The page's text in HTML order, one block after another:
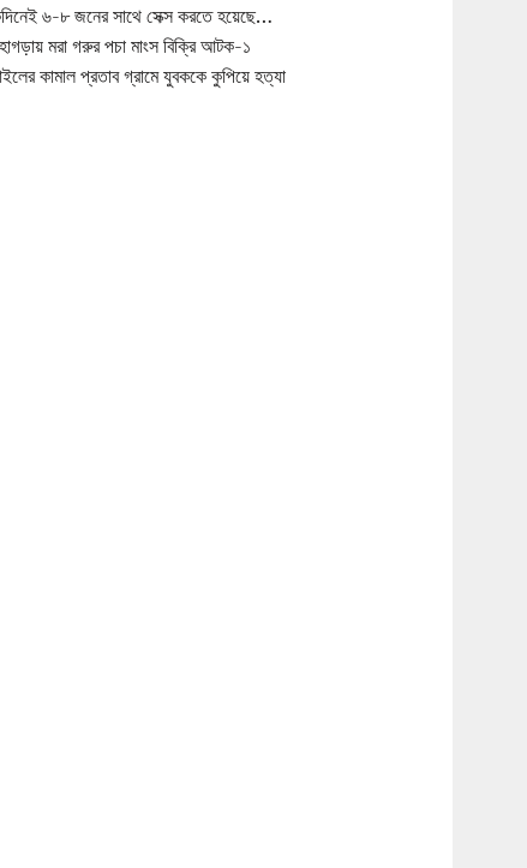
৬-৮ জনের সাথে সেক্স করতে হয়েছে…
মরা গরুর পচা মাংস বিক্রি আটক-১
কামাল প্রতাব গ্রামে যুবককে কুপিয়ে হত্যা